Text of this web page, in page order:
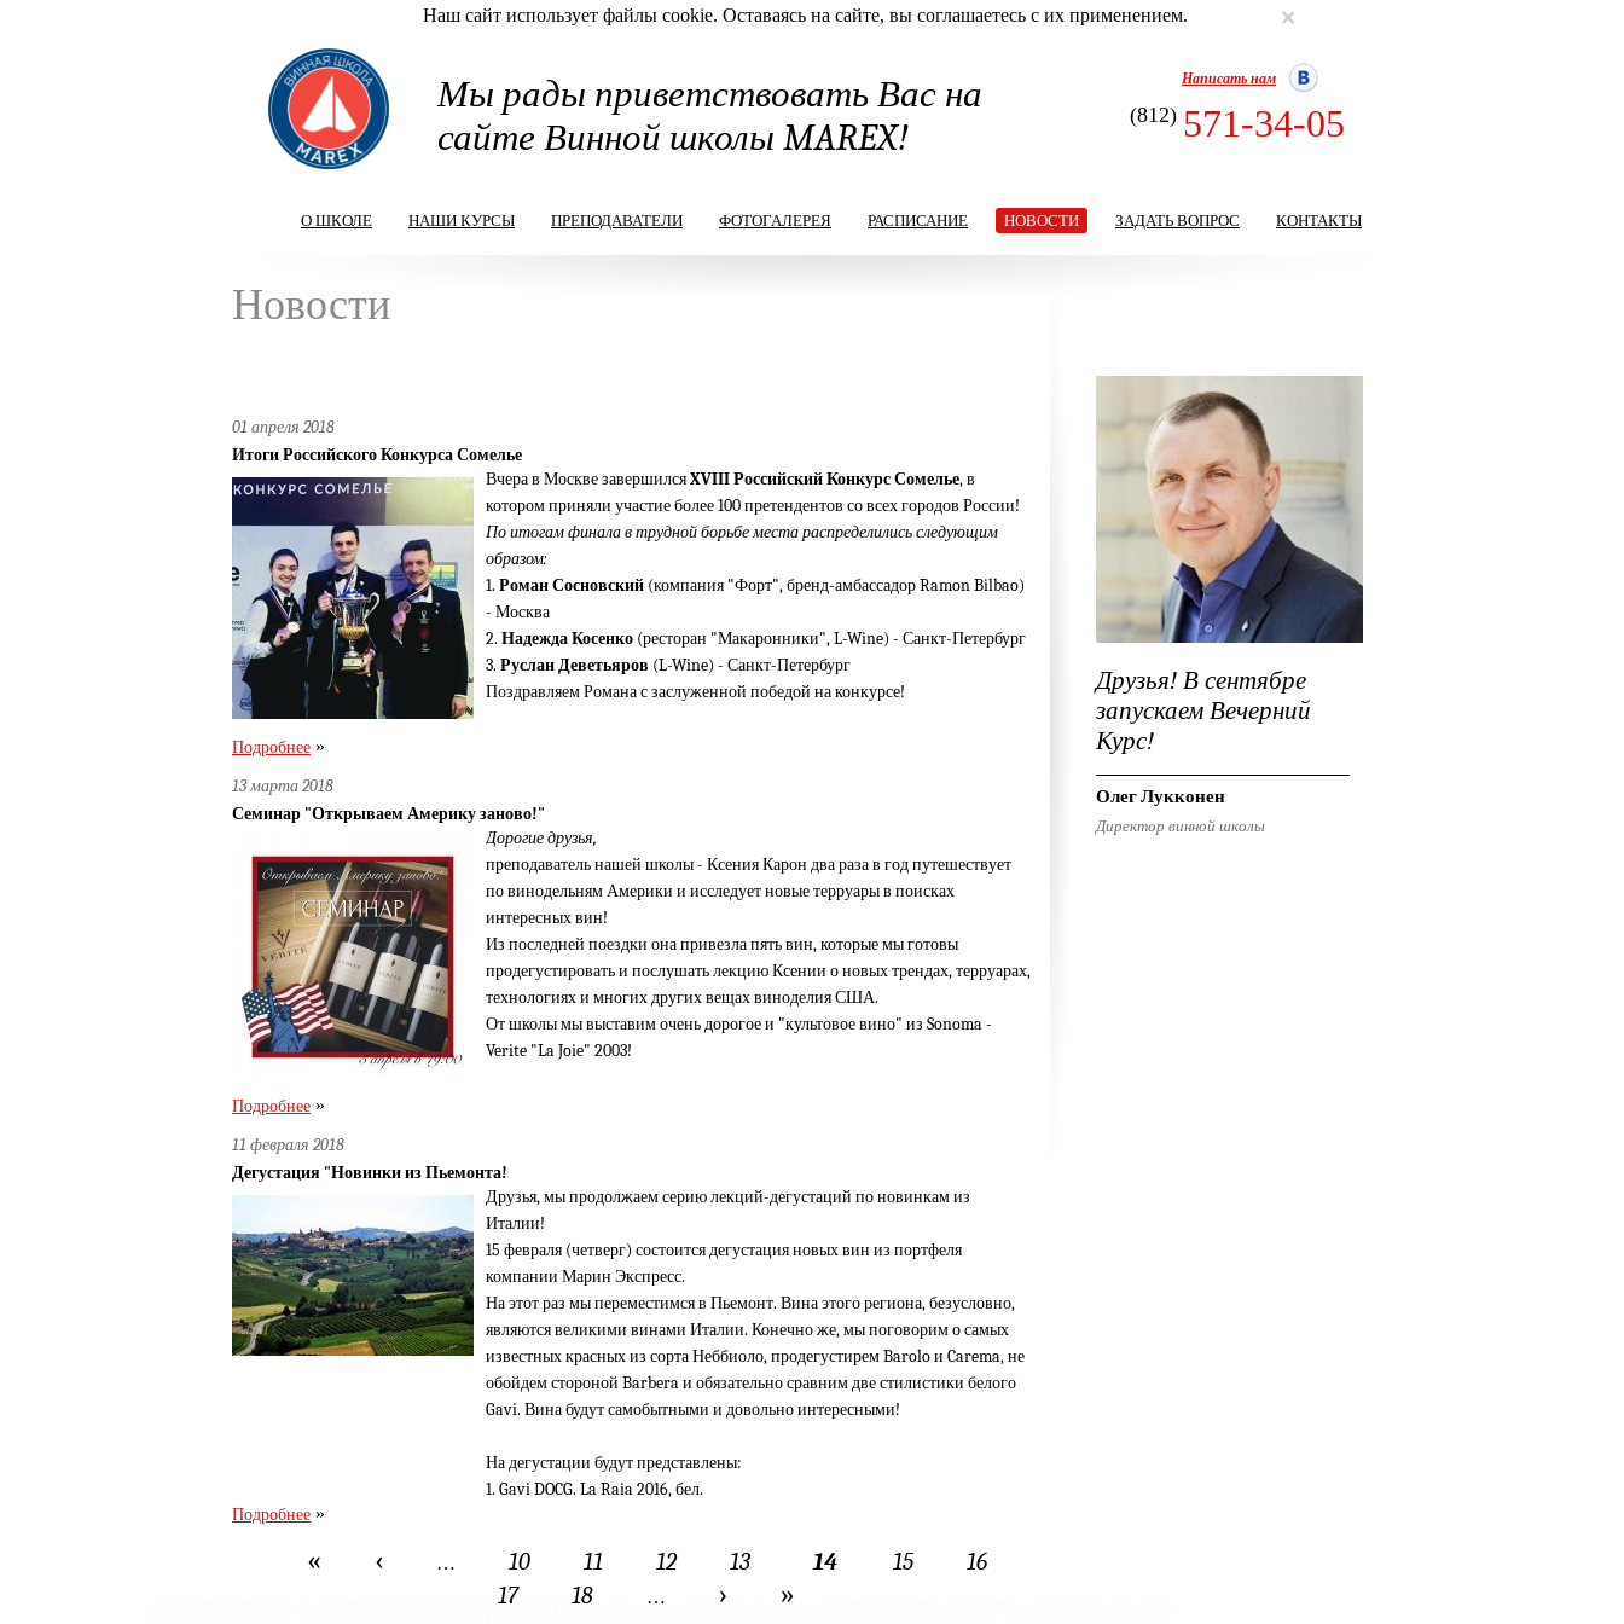
Наш сайт использует файлы cookie. Оставаясь на сайте, вы соглашаетесь с их применением. ×
Мы рады приветствовать Вас на
сайте Винной школы MAREX!
Написать нам
(812) 571-34-05
О ШКОЛЕ НАШИ КУРСЫ ПРЕПОДАВАТЕЛИ ФОТОГАЛЕРЕЯ РАСПИСАНИЕ НОВОСТИ ЗАДАТЬ ВОПРОС КОНТАКТЫ
Новости
01 апреля 2018
Итоги Российского Конкурса Сомелье
Вчера в Москве завершилсяXVIII Российский Конкурс Сомелье, в
котором приняли участие более 100 претендентов со всех городов России!
По итогам финала в трудной борьбе места распределились следующим
образом:
1. Роман Сосновский (компания "Форт", бренд-амбассадор Ramon Bilbao)
- Москва
2. Надежда Косенко (ресторан "Макаронники", L-Wine) - Санкт-Петербург
3. Руслан Деветьяров (L-Wine) - Санкт-Петербург
Поздравляем Романа с заслуженной победой на конкурсе!
Подробнее »
13 марта 2018
Семинар "Открываем Америку заново!"
Дорогие друзья,
преподаватель нашей школы - Ксения Карон два раза в год путешествует
по винодельням Америки и исследует новые терруары в поисках
интересных вин!
Из последней поездки она привезла пять вин, которые мы готовы
продегустировать и послушать лекцию Ксении о новых трендах, терруарах,
технологиях и многих других вещах виноделия США.
От школы мы выставим очень дорогое и "культовое вино" из Sonoma -
Verite "La Joie" 2003!
Подробнее »
11 февраля 2018
Дегустация "Новинки из Пьемонта!
Друзья, мы продолжаем серию лекций-дегустаций по новинкам из
Италии!
15 февраля (четверг) состоится дегустация новых вин из портфеля
компании Марин Экспресс.
На этот раз мы переместимся в Пьемонт. Вина этого региона, безусловно,
являются великими винами Италии. Конечно же, мы поговорим о самых
известных красных из сорта Неббиоло, продегустирем Barolo и Carema, не
обойдем стороной Barbera и обязательно сравним две стилистики белого
Gavi. Вина будут самобытными и довольно интересными!
На дегустации будут представлены:
1. Gavi DOCG. La Raia 2016, бел.
Подробнее »
Страницы
« ‹ … 10 11 12 13 14 15
16
17
18 … › »
Друзья! В сентябре
запускаем Вечерний
Курс!
Олег Лукконен
Директор винной школы